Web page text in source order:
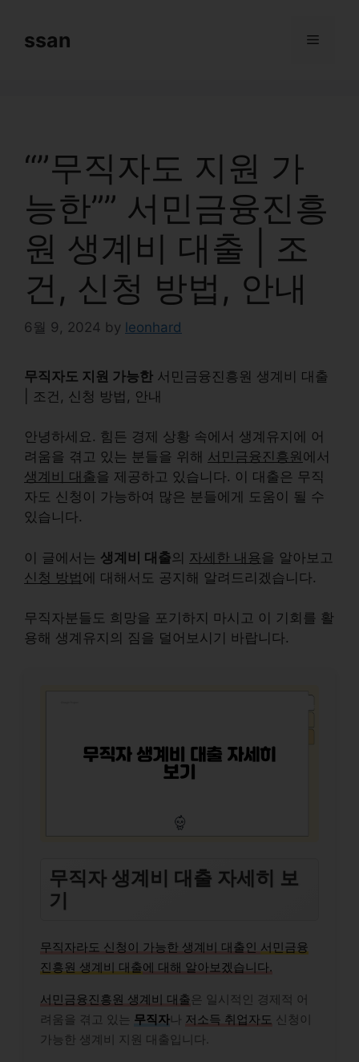
contentssan Menu
“”무직자도 지원 가
능한”” 서민금융진흥
원 생계비 대출 | 조
건, 신청 방법, 안내
6월 9, 2024 by leonhard
무직자도 지원 가능한 서민금융진흥원 생계비 대출
| 조건, 신청 방법, 안내
안녕하세요. 힘든 경제 상황 속에서 생계유지에 어
려움을 겪고 있는 분들을 위해 서민금융진흥원 에서
생계비 대출을 제공하고 있습니다. 이 대출은 무직
자도 신청이 가능하여 많은 분들에게 도움이 될 수
있습니다.
이 글에서는 생계비 대출의 자세한 내용을 알아보고
신청 방법 에 대해서도 공지해 알려드리겠습니다.
무직자분들도 희망을 포기하지 마시고 이 기회를 활
용해 생계유지의 짐을 덜어보시기 바랍니다.
무직자 생계비 대출 자세히 보
기
무직자라도 신청이 가능한 생계비 대출인 서민금융
진흥원 생계비 대출에 대해 알아보겠습니다.
서민금융진흥원 생계비 대출은 일시적인 경제적 어
려움을 겪고 있는 무직자나 저소득 취업자도 신청이
가능한 생계비 지원 대출입니다.